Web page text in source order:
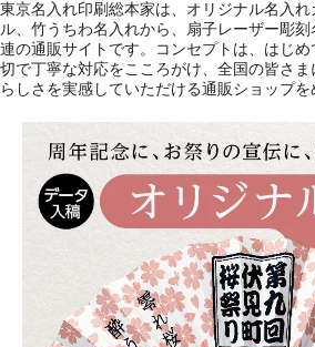
東京名入れ印刷総本家は、オリジナル名入
ル、竹うちわ名入れから、扇子レーザー彫
連の通販サイトです。コンセプトは、はじ
切で丁寧な対応をこころがけ、全国の皆さ
らしさを実感していただける通販ショップを